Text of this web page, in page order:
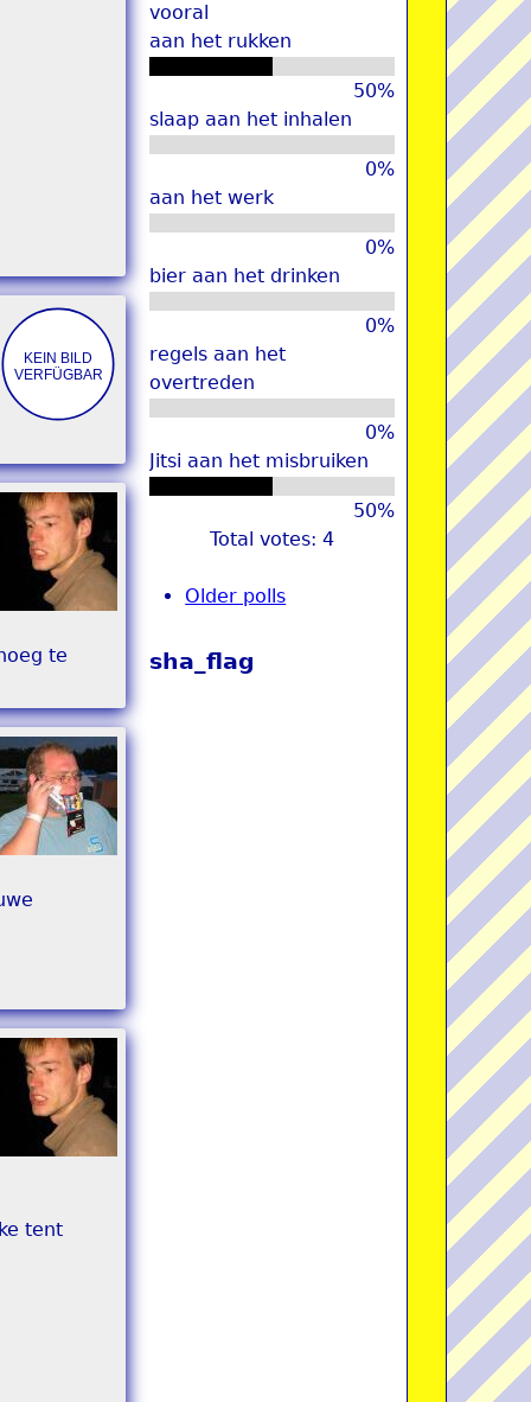
te
tent
vooral
aan het rukken
50%
slaap aan het inhalen
0%
aan het werk
0%
bier aan het drinken
0%
regels aan het
overtreden
0%
Jitsi aan het misbruiken
50%
Total votes: 4
Older polls
sha_flag